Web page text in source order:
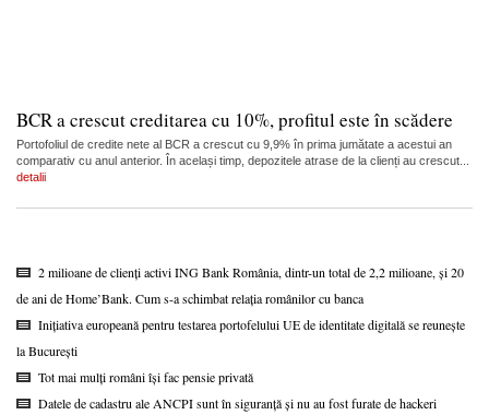
BCR a crescut creditarea cu 10%, profitul este în scădere
Portofoliul de credite nete al BCR a crescut cu 9,9% în prima jumătate a acestui an
comparativ cu anul anterior. În același timp, depozitele atrase de la clienți au crescut...
detalii
2 milioane de clienți activi ING Bank România, dintr-un total de 2,2 milioane, și 20
de ani de Home’Bank. Cum s-a schimbat relația românilor cu banca
Inițiativa europeană pentru testarea portofelului UE de identitate digitală se reunește
la București
Tot mai mulți români își fac pensie privată
Datele de cadastru ale ANCPI sunt în siguranță și nu au fost furate de hackeri